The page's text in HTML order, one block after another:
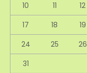
10
11 12
17
18 19
24
25 26
31